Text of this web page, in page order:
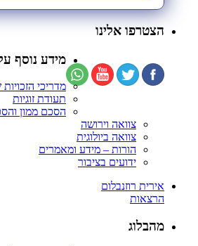
הצטרפו אלינו
מידע נוסף
מדריכי הזכויות
תעודת זוגיות
הסכם ממון
צוואה וירושה
צוואה ביולוגית
הורות – מידע ומאמרים
ידועים בציבור
אירית רוזנבלום
הרצאות
מהבלוג